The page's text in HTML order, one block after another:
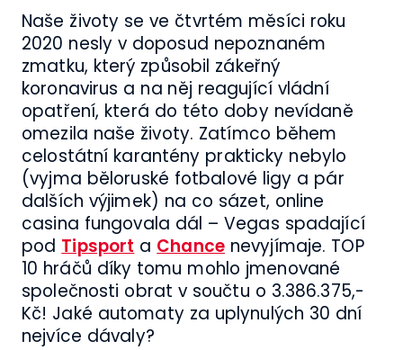
Naše životy se ve čtvrtém měsíci roku
2020 nesly v doposud nepoznaném
zmatku, který způsobil zákeřný
koronavirus a na něj reagující vládní
opatření, která do této doby nevídaně
omezila naše životy. Zatímco během
celostátní karantény prakticky nebylo
(vyjma běloruské fotbalové ligy a pár
dalších výjimek) na co sázet, online
casina fungovala dál – Vegas spadající
podTipsportaChance nevyjímaje. TOP
10 hráčů díky tomu mohlo jmenované
společnosti obrat v součtu o 3.386.375,-
Kč! Jaké automaty za uplynulých 30 dní
nejvíce dávaly?